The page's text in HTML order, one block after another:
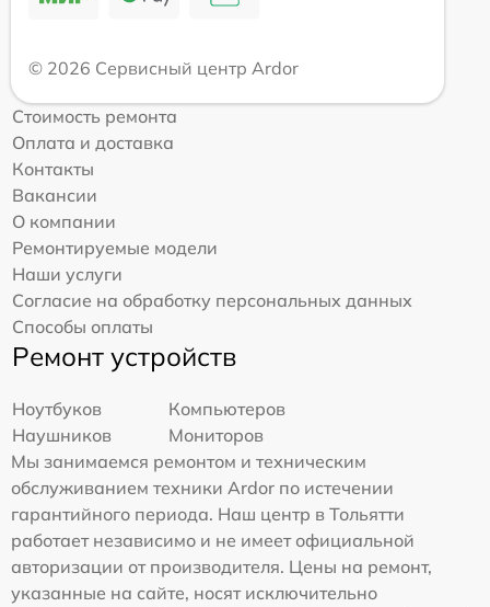
© 2026 Сервисный центр Ardor
Стоимость ремонта
Оплата и доставка
Контакты
Вакансии
О компании
Ремонтируемые модели
Наши услуги
Согласие на обработку персональных данных
Способы оплаты
Ремонт устройств
Ноутбуков
Компьютеров
Наушников
Мониторов
Мы занимаемся ремонтом и техническим
обслуживанием техники Ardor по истечении
гарантийного периода. Наш центр в Тольятти
работает независимо и не имеет официальной
авторизации от производителя. Цены на ремонт,
указанные на сайте, носят исключительно